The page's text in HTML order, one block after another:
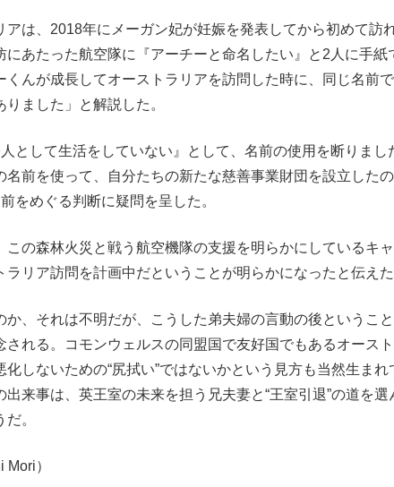
は、2018年にメーガン妃が妊娠を発表してから初めて訪れ
にあたった航空隊に『アーチーと命名したい』と2人に手紙
んが成長してオーストラリアを訪問した時に、同じ名前
ました」と解説した。
として生活をしていない』として、名前の使用を断りまし
前を使って、自分たちの新たな慈善事業財団を設立した
をめぐる判断に疑問を呈した。
の森林火災と戦う航空機隊の支援を明らかにしているキ
リア訪問を計画中だということが明らかになったと伝えた
、それは不明だが、こうした弟夫婦の言動の後というこ
される。コモンウェルスの同盟国で友好国でもあるオース
しないための“尻拭い”ではないかという見方も当然生まれ
来事は、英王室の未来を担う兄夫妻と“王室引退”の道を選
。
）